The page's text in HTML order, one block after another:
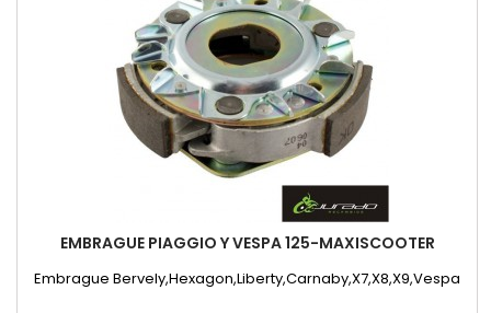
EMBRAGUE PIAGGIO Y VESPA 125-MAXISCOOTER
Embrague Bervely,Hexagon,Liberty,Carnaby,X7,X8,X9,Vespa